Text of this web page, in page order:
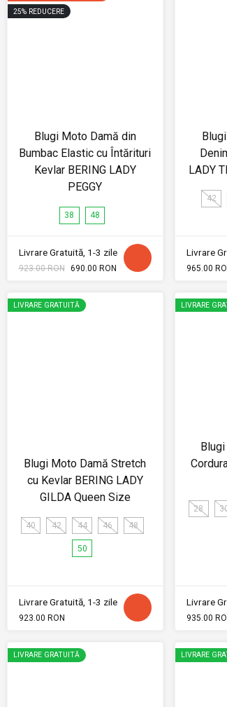
25% REDUCERE
Blugi Moto Damă din
Bumbac Elastic cu Întărituri
Kevlar BERING LADY
PEGGY
38 48
Livrare Gratuită, 1-3 zile
923.00 RON 690.00 RON
LADY
42
Livrare
965.00
LIVRARE GRATUITĂ
Blugi Moto Damă Stretch
cu Kevlar BERING LADY
GILDA Queen Size
40 42 44 46 48
50
Livrare Gratuită, 1-3 zile
923.00 RON
LIVRARE
28
Livrare
935.00
LIVRARE GRATUITĂ LIVRARE